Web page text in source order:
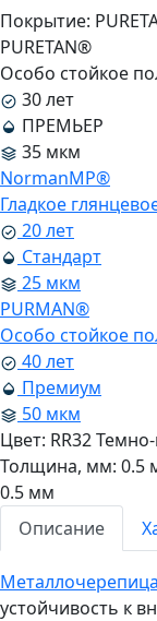
Покрытие:
PURETAN®
Особо стойкое
30 лет
ПРЕМЬЕР
35 мкм
NormanMP®
Гладкое
20 лет
Стандарт
25 мкм
PURMAN®
Особо стойкое
40 лет
Премиум
50 мкм
Цвет: RR32
Толщина, мм: 0.5
0.5 мм
Описание
Металлочерепица
устойчивость к